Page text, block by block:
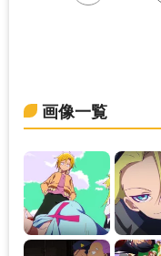
画像一覧